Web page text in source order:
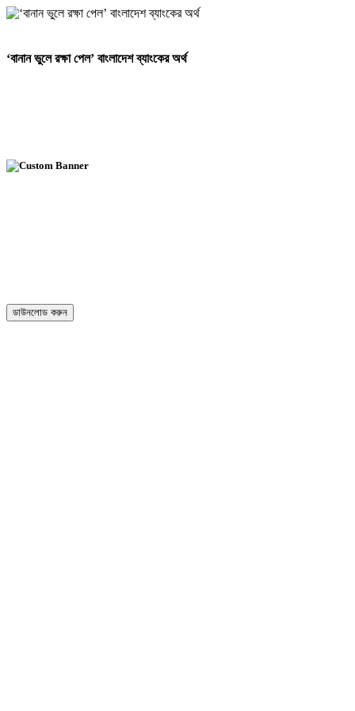
‘বানান ভুলে রক্ষা পেল’ বাংলাদেশ ব্যাংকের অর্থ
ডাউনলোড করুন